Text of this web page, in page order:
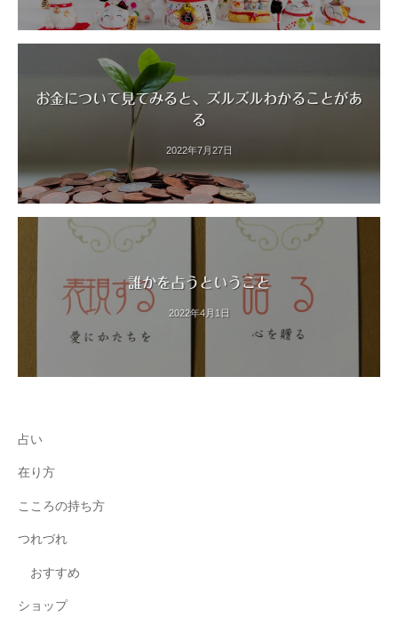
お金について見てみると、ズルズルわかることがあ
る
2022年7月27日
誰かを占うということ
2022年4月1日
占い
在り方
こころの持ち方
つれづれ
おすすめ
ショップ